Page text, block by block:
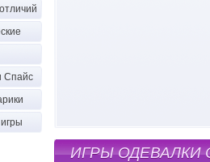
ИГРЫ ОДЕВАЛКИ
Спайс